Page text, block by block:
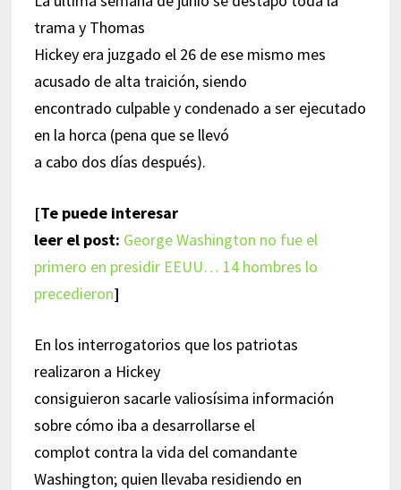
trama y Thomas
Hickey era juzgado el 26 de ese mismo mes
acusado de alta traición, siendo
encontrado culpable y condenado a ser ejecutado
en la horca (pena que se llevó
a cabo dos días después).
[Te puede interesar
leer el post: George Washington no fue el
primero en presidir EEUU… 14 hombres lo
precedieron]
En los interrogatorios que los patriotas
realizaron a Hickey
consiguieron sacarle valiosísima información
sobre cómo iba a desarrollarse el
complot contra la vida del comandante
Washington; quien llevaba residiendo en